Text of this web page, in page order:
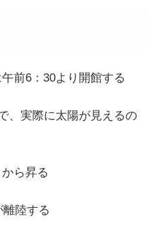
前6：30より開館する
、実際に太陽が見えるの
ら昇る
離陸する